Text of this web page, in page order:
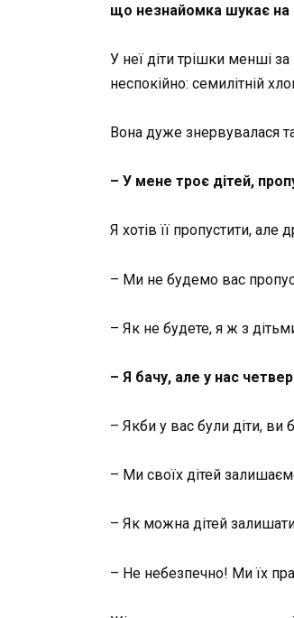
що незнайомка шукає на
У неї діти трішки менші
неспокійно: семилітній
Вона дуже знервувалася
– У мене троє дітей,
Я хотів її пропустити, але
– Ми не будемо вас
– Як не будете, я ж з
– Я бачу, але у нас
– Якби у вас були діти, ви
– Ми своїх дітей
– Як можна дітей
– Не небезпечно! Ми їх